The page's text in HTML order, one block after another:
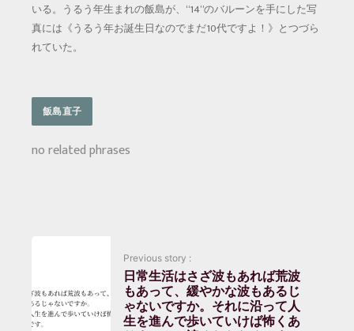
いる。うるう年生まれの飯島が、“14”のバルーンを手にした写
真には《うるう年お誕生日なのでまだ10代ですよ！》とつづら
れていた。
飯島直子
no related phrases
Previous story :
日常生活はさざ波もあれば荒波
もあって、緩やかな波もあるじ
ゃないですか。それに沿って人
生を進んで歩いていけば怖くあ